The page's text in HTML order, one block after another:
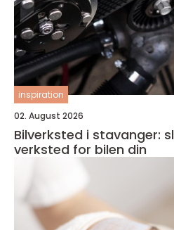
inspiration
02. August 2026
Bilverksted i stavanger:
verksted for bilen din